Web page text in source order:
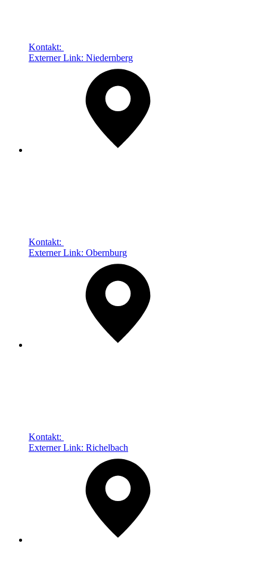
Kontakt:
Externer Link: Niedernberg
Kontakt:
Externer Link: Obernburg
Kontakt:
Externer Link: Richelbach